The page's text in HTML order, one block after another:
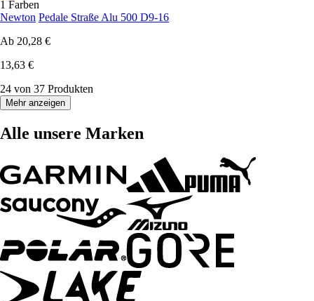
1 Farben
Newton Pedale Straße Alu 500 D9-16
Ab 20,28 €
13,63 €
24 von 37 Produkten
Mehr anzeigen
Alle unsere Marken